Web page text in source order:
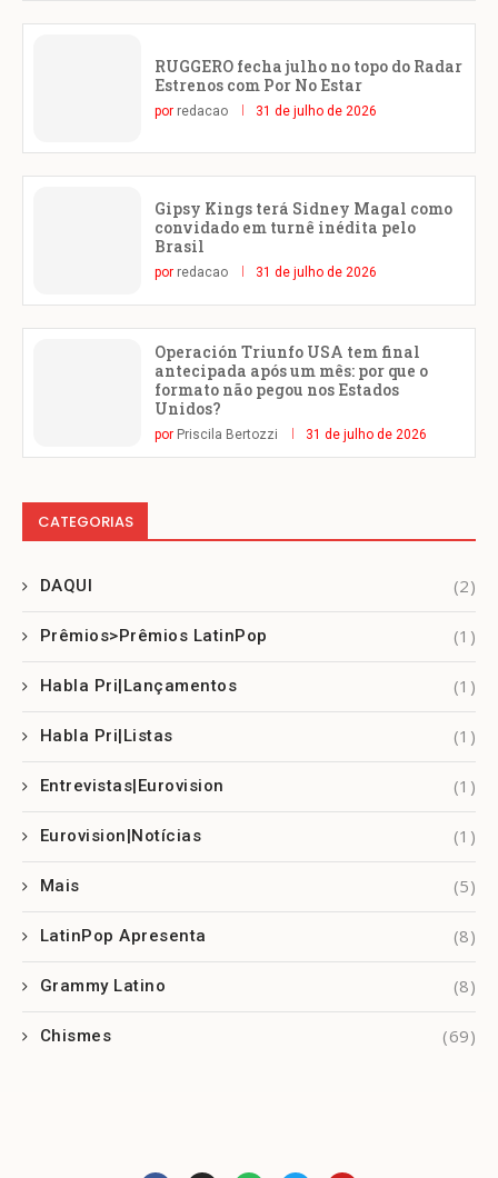
RUGGERO fecha julho no topo do Radar
Estrenos com Por No Estar
por redacao 31 de julho de 2026
Gipsy Kings terá Sidney Magal como
convidado em turnê inédita pelo
Brasil
por redacao 31 de julho de 2026
Operación Triunfo USA tem final
antecipada após um mês: por que o
formato não pegou nos Estados
Unidos?
por Priscila Bertozzi 31 de julho de 2026
CATEGORIAS
DAQUI (2)
Prêmios>Prêmios LatinPop (1)
Habla Pri|Lançamentos (1)
Habla Pri|Listas (1)
Entrevistas|Eurovision (1)
Eurovision|Notícias (1)
Mais (5)
LatinPop Apresenta (8)
Grammy Latino (8)
Chismes (69)